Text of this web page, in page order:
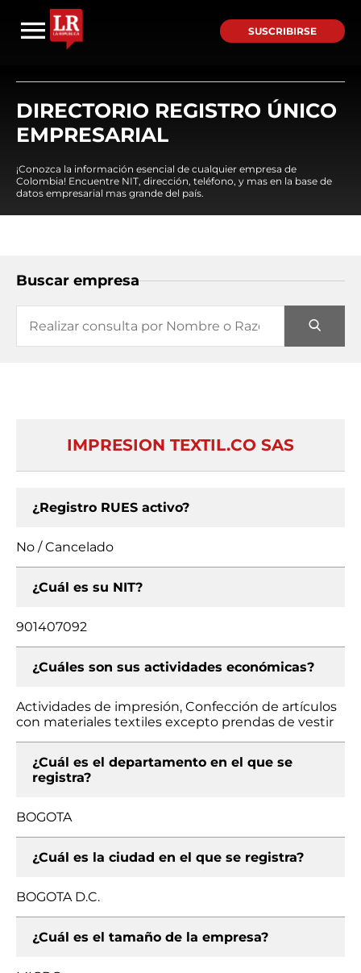
SUSCRIBIRSE
DIRECTORIO REGISTRO ÚNICO
EMPRESARIAL
¡Conozca la información esencial de cualquier empresa de
Colombia! Encuentre NIT, dirección, teléfono, y mas en la base de
datos empresarial mas grande del país.
Buscar empresa
IMPRESION TEXTIL.CO SAS
¿Registro RUES activo?
No / Cancelado
¿Cuál es su NIT?
901407092
¿Cuáles son sus actividades económicas?
Actividades de impresión, Confección de artículos
con materiales textiles excepto prendas de vestir
¿Cuál es el departamento en el que se
registra?
BOGOTA
¿Cuál es la ciudad en el que se registra?
BOGOTA D.C.
¿Cuál es el tamaño de la empresa?